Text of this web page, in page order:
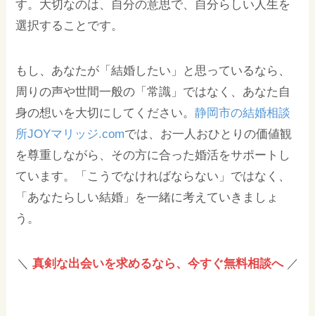
す。大切なのは、自分の意思で、自分らしい人生を
選択することです。
もし、あなたが「結婚したい」と思っているなら、
周りの声や世間一般の「常識」ではなく、あなた自
身の想いを大切にしてください。静岡市の結婚相談
所JOYマリッジ.comでは、お一人おひとりの価値観
を尊重しながら、その方に合った婚活をサポートし
ています。「こうでなければならない」ではなく、
「あなたらしい結婚」を一緒に考えていきましょ
う。
＼ 真剣な出会いを求めるなら、今すぐ無料相談へ／